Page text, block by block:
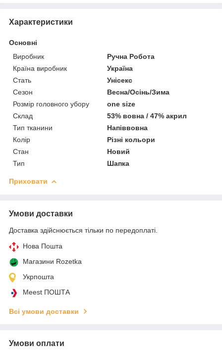
Характеристики
Основні
Виробник
Ручна Робота
Країна виробник
Україна
Стать
Унісекс
Сезон
Весна/Осінь/Зима
Розмір головного убору
one size
Склад
53% вовна / 47% акрил
Тип тканини
Напіввовна
Колір
Різні кольори
Стан
Новий
Тип
Шапка
Приховати
Умови доставки
Доставка здійснюється тільки по передоплаті.
Нова Пошта
Магазини Rozetka
Укрпошта
Meest ПОШТА
Всі умови доставки
Умови оплати